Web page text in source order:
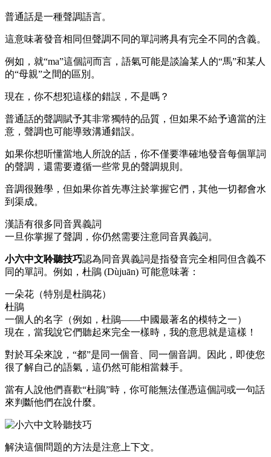
普通話是一種聲調語言。
這意味著發音相同但聲調不同的單詞將具有完全不同的含義。
例如，就“ma”這個詞而言，語氣可能是談論某人的“馬”和某人
的“母親”之間的區別。
現在，你不想犯這樣的錯誤，不是嗎？
普通話的聲調賦予其非常獨特的品質，但如果不給予適當的注
意，聲調也可能導致溝通錯誤。
如果你想听懂當地人所說的話，你不僅要準確地發音每個單詞
的聲調，還需要遵循一些常見的聲調規則。
音調很難學，但如果你首先專注於掌握它們，其他一切都會水
到渠成。
漢語有很多同音異義詞
一旦你掌握了聲調，你仍然需要注意同音異義詞。
小六中文聆聽技巧認為同音異義詞是指發音完全相同但含義不
同的單詞。例如，杜鵑 (Dùjuān) 可能意味著：
一朵花（特別是杜鵑花）
杜鵑
一個人的名字（例如，杜鵑——中國最著名的模特之一）
現在，當我說它們聽起來完全一樣時，我的意思就是這樣！
對於耳朵來說，“都”是同一個音、同一個音調。因此，即使您
很了解自己的語氣，這仍然可能相當棘手。
當有人說他們喜歡“杜鵑”時，你可能無法僅憑這個詞或一句話
來判斷他們在說什麼。
解決這個問題的方法是注意上下文。